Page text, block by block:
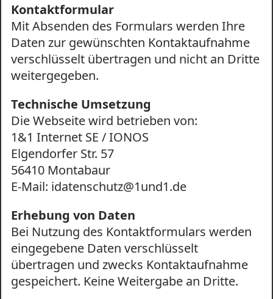
Kontaktformular
Mit Absenden des Formulars werden Ihre
Daten zur gewünschten Kontaktaufnahme
verschlüsselt übertragen und nicht an Dritte
weitergegeben.
Technische Umsetzung
Die Webseite wird betrieben von:
1&1 Internet SE / IONOS
Elgendorfer Str. 57
56410 Montabaur
E-Mail: idatenschutz@1und1.de
Erhebung von Daten
Bei Nutzung des Kontaktformulars werden
eingegebene Daten verschlüsselt
übertragen und zwecks Kontaktaufnahme
gespeichert. Keine Weitergabe an Dritte.